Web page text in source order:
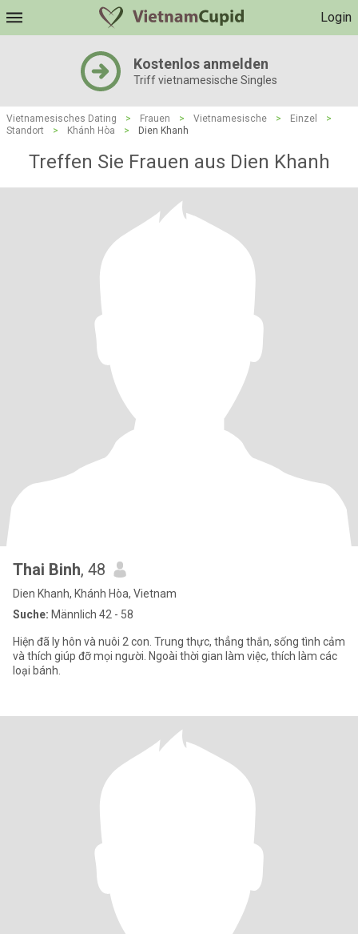
Login
Kostenlos anmelden
Triff vietnamesische Singles
Vietnamesisches Dating > Frauen > Vietnamesische > Einzel
>
Standort
> Khánh Hòa > Dien Khanh
Treffen Sie Frauen aus Dien Khanh
Thai Binh, 48
Dien Khanh, Khánh Hòa, Vietnam
Suche: Männlich 42 - 58
Hiện đã ly hôn và nuôi 2 con. Trung thực, thẳng thắn, sống tình cảm
và thích giúp đỡ mọi người. Ngoài thời gian làm việc, thích làm các
loại bánh.